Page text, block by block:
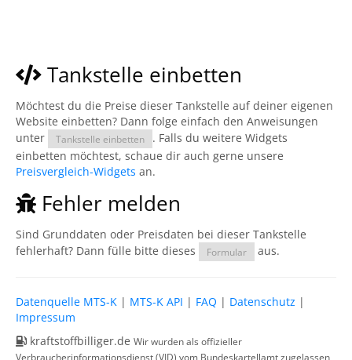
Tankstelle einbetten
Möchtest du die Preise dieser Tankstelle auf deiner eigenen
Website einbetten? Dann folge einfach den Anweisungen
unter
Tankstelle einbetten
. Falls du weitere Widgets
einbetten möchtest, schaue dir auch gerne unsere
Preisvergleich-Widgets an.
Fehler melden
Sind Grunddaten oder Preisdaten bei dieser Tankstelle
fehlerhaft? Dann fülle bitte dieses
Formular aus.
Datenquelle MTS-K | MTS-K API | FAQ | Datenschutz |
Impressum
kraftstoffbilliger.de Wir wurden als offizieller
Verbraucherinformationsdienst (VID) vom Bundeskartellamt zugelassen